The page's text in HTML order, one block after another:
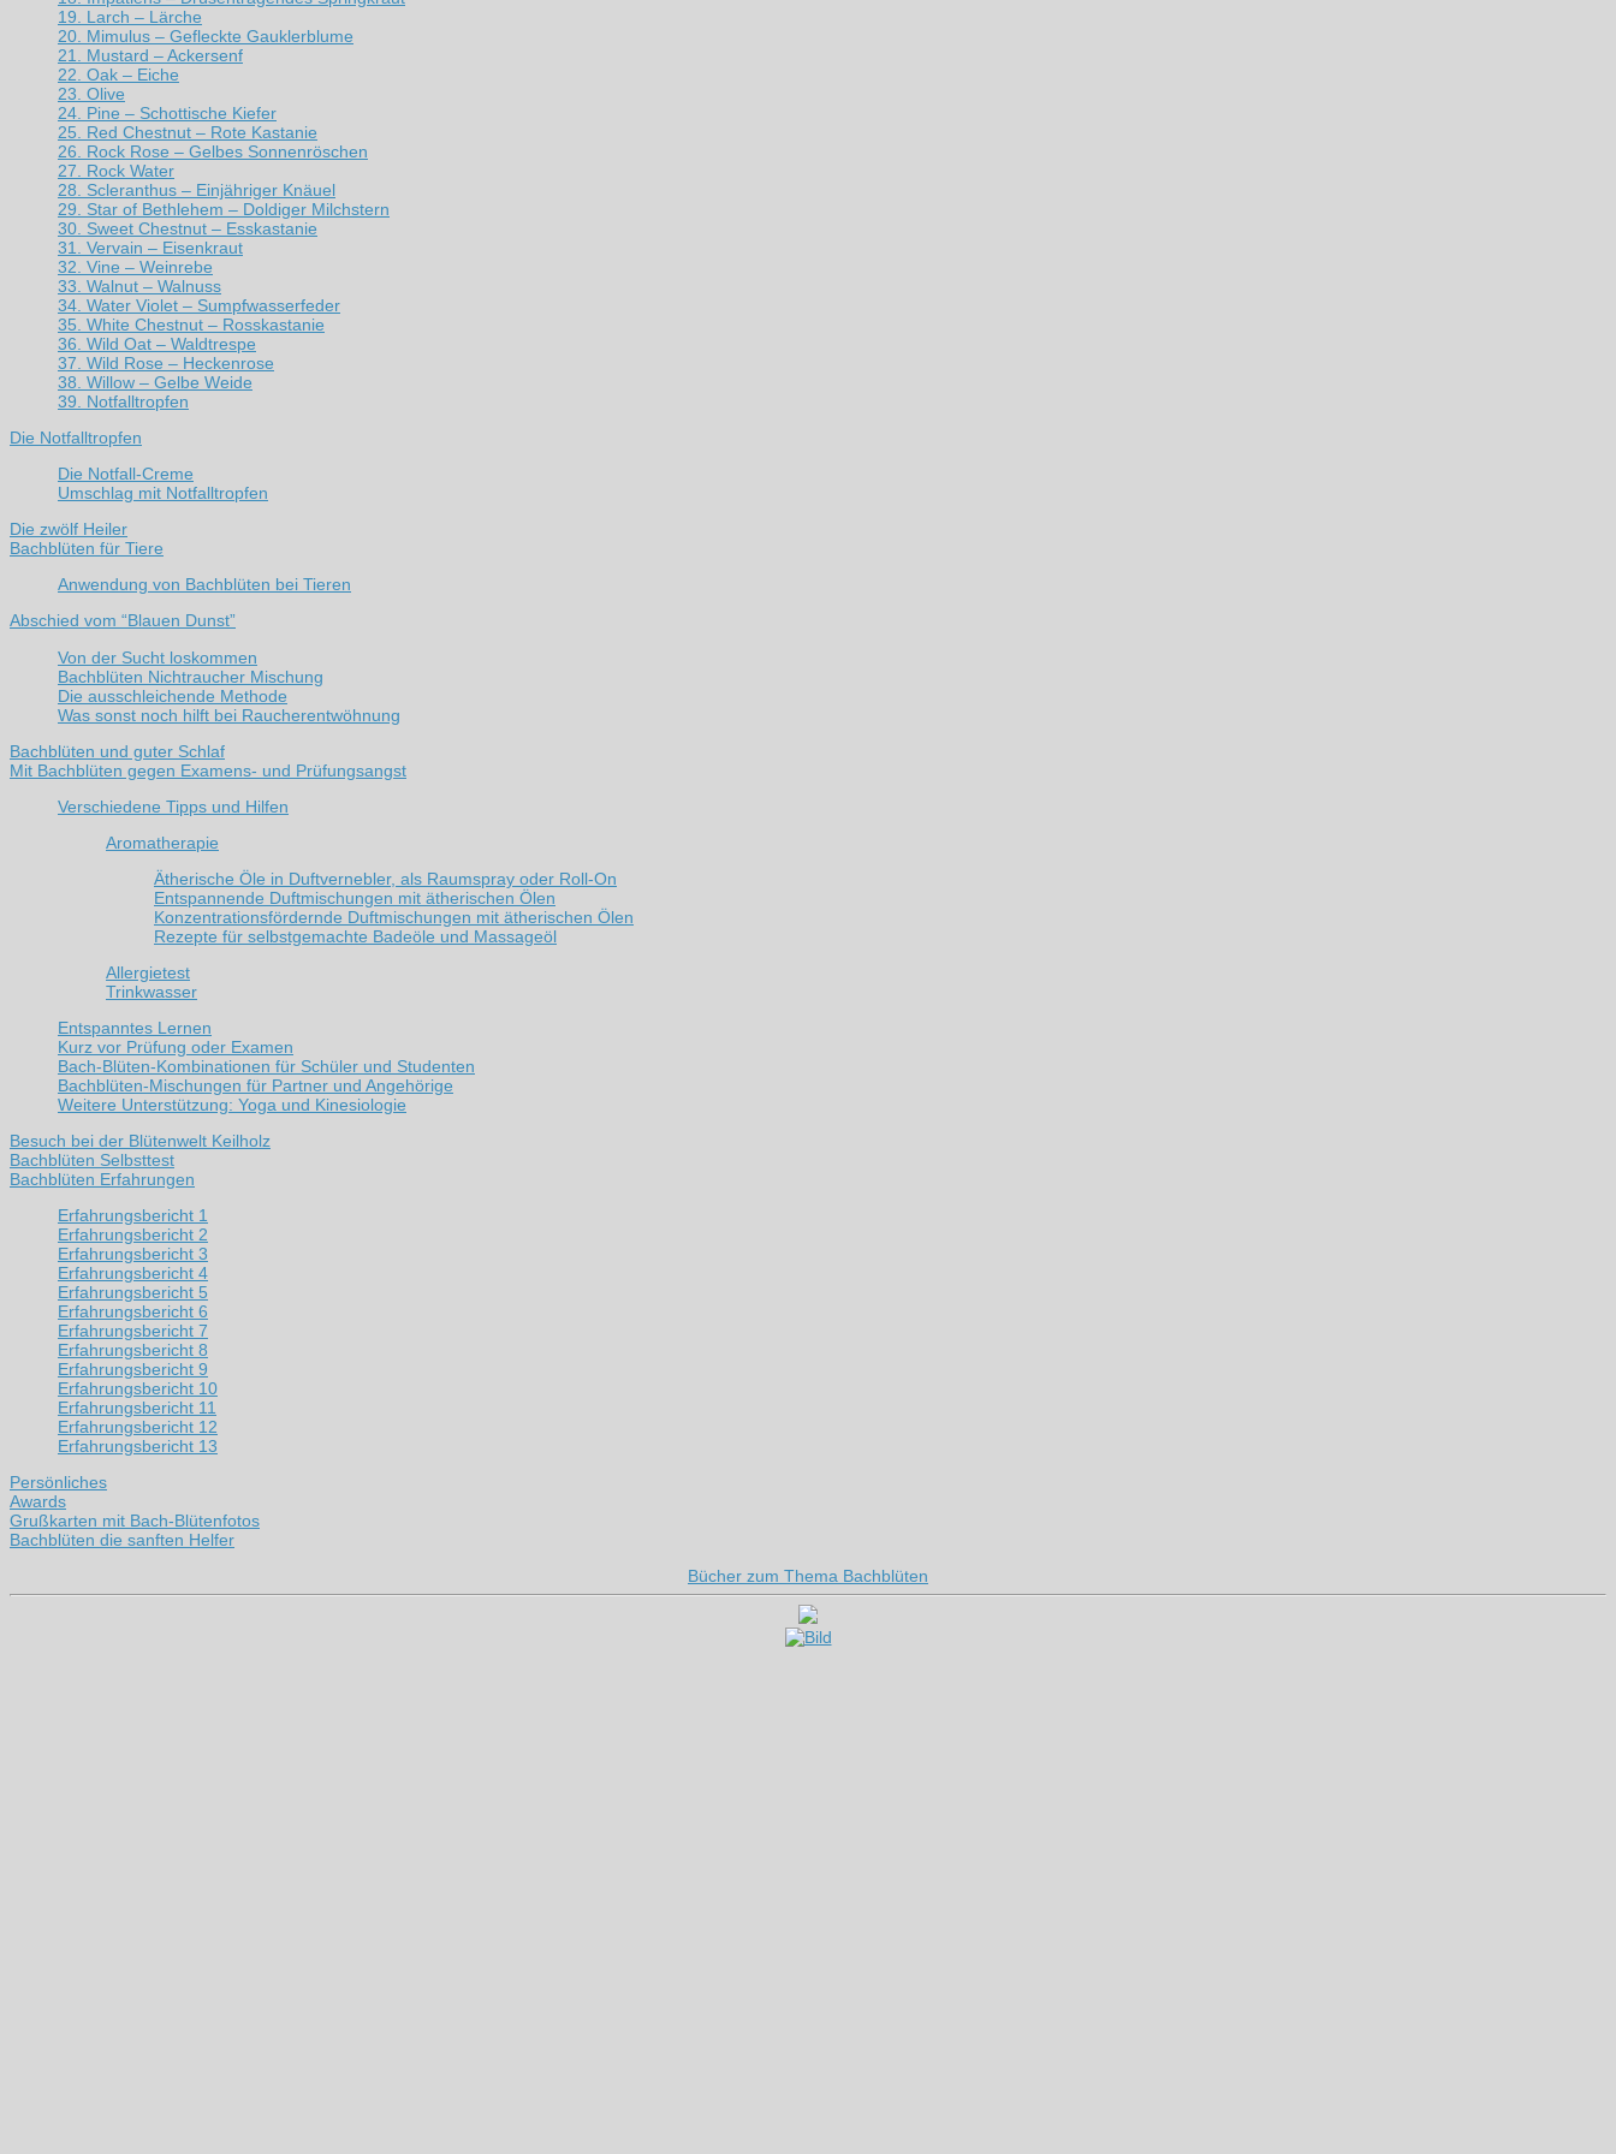
19. Larch – Lärche
20. Mimulus – Gefleckte Gauklerblume
21. Mustard – Ackersenf
22. Oak – Eiche
23. Olive
24. Pine – Schottische Kiefer
25. Red Chestnut – Rote Kastanie
26. Rock Rose – Gelbes Sonnenröschen
27. Rock Water
28. Scleranthus – Einjähriger Knäuel
29. Star of Bethlehem – Doldiger Milchstern
30. Sweet Chestnut – Esskastanie
31. Vervain – Eisenkraut
32. Vine – Weinrebe
33. Walnut – Walnuss
34. Water Violet – Sumpfwasserfeder
35. White Chestnut – Rosskastanie
36. Wild Oat – Waldtrespe
37. Wild Rose – Heckenrose
38. Willow – Gelbe Weide
39. Notfalltropfen
Die Notfalltropfen
Die Notfall-Creme
Umschlag mit Notfalltropfen
Die zwölf Heiler
Bachblüten für Tiere
Anwendung von Bachblüten bei Tieren
Abschied vom “Blauen Dunst”
Von der Sucht loskommen
Bachblüten Nichtraucher Mischung
Die ausschleichende Methode
Was sonst noch hilft bei Raucherentwöhnung
Bachblüten und guter Schlaf
Mit Bachblüten gegen Examens- und Prüfungsangst
Verschiedene Tipps und Hilfen
Aromatherapie
Ätherische Öle in Duftvernebler, als Raumspray oder Roll-On
Entspannende Duftmischungen mit ätherischen Ölen
Konzentrationsfördernde Duftmischungen mit ätherischen Ölen
Rezepte für selbstgemachte Badeöle und Massageöl
Allergietest
Trinkwasser
Entspanntes Lernen
Kurz vor Prüfung oder Examen
Bach-Blüten-Kombinationen für Schüler und Studenten
Bachblüten-Mischungen für Partner und Angehörige
Weitere Unterstützung: Yoga und Kinesiologie
Besuch bei der Blütenwelt Keilholz
Bachblüten Selbsttest
Bachblüten Erfahrungen
Erfahrungsbericht 1
Erfahrungsbericht 2
Erfahrungsbericht 3
Erfahrungsbericht 4
Erfahrungsbericht 5
Erfahrungsbericht 6
Erfahrungsbericht 7
Erfahrungsbericht 8
Erfahrungsbericht 9
Erfahrungsbericht 10
Erfahrungsbericht 11
Erfahrungsbericht 12
Erfahrungsbericht 13
Persönliches
Awards
Grußkarten mit Bach-Blütenfotos
Bachblüten die sanften Helfer
Bücher zum Thema Bachblüten